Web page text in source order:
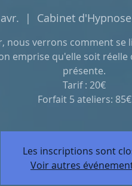
  |
Cabinet
nous verrons comment
emprise qu'elle soit réelle
présente.
Tarif : 20€
Forfait 5 ateliers: 85€
Les inscriptions sont
Voir autres